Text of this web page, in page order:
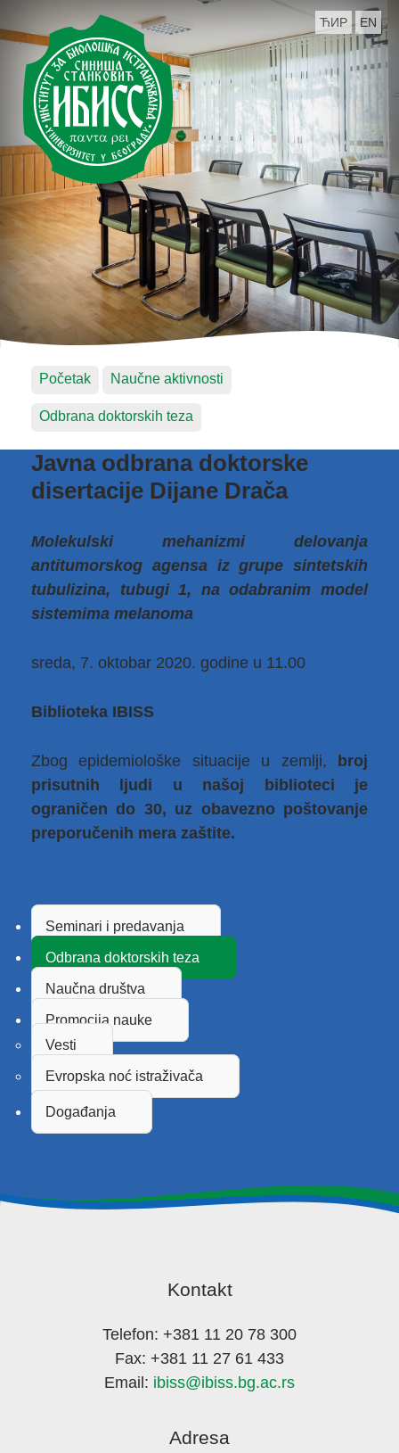
ЋИР EN
Početak Naučne aktivnosti
Odbrana doktorskih teza
Javna odbrana doktorske
disertacije Dijane Drača
Molekulski mehanizmi delovanja
antitumorskog agensa iz grupe sintetskih
tubulizina, tubugi 1, na odabranim model
sistemima melanoma
sreda, 7. oktobar 2020. godine u 11.00
Biblioteka IBISS
Zbog epidemiološke situacije u zemlji,
broj
prisutnih ljudi u našoj biblioteci je
ograničen do 30, uz obavezno poštovanje
preporučenih mera zaštite.
Seminari i predavanja
Odbrana doktorskih teza
Naučna društva
Promocija nauke
Vesti
Evropska noć istraživača
Događanja
Kontakt
Telefon: +381 11 20 78 300
Fax: +381 11 27 61 433
Email: ibiss@ibiss.bg.ac.rs
Adresa